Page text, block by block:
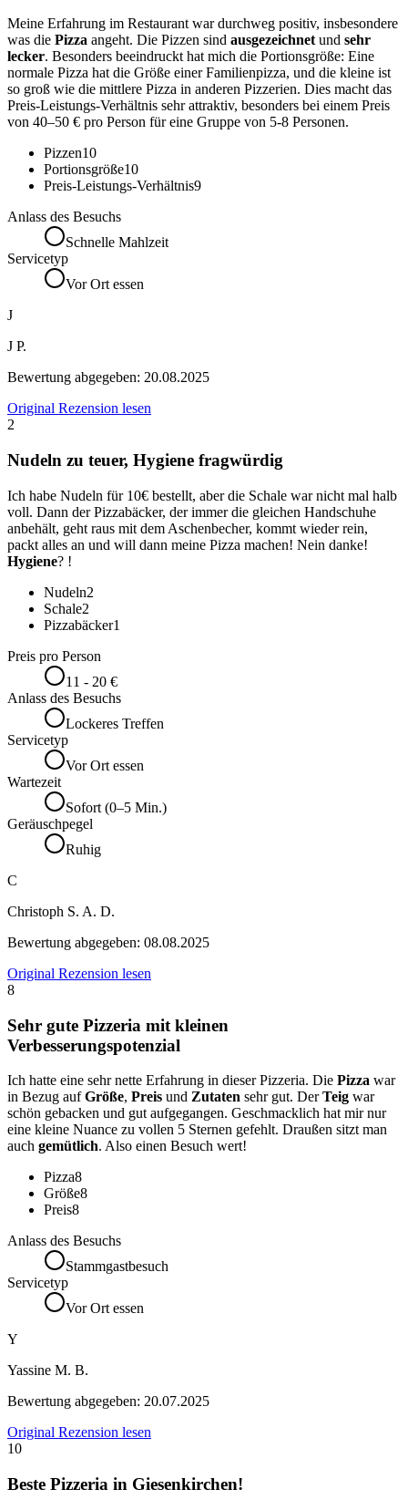
Meine Erfahrung im Restaurant war durchweg positiv, insbesondere
was die Pizza angeht. Die Pizzen sind ausgezeichnet und sehr
lecker. Besonders beeindruckt hat mich die Portionsgröße: Eine
normale Pizza hat die Größe einer Familienpizza, und die kleine ist
so groß wie die mittlere Pizza in anderen Pizzerien. Dies macht das
Preis-Leistungs-Verhältnis sehr attraktiv, besonders bei einem Preis
von 40–50 € pro Person für eine Gruppe von 5-8 Personen.
Pizzen10
Portionsgröße10
Preis-Leistungs-Verhältnis9
Anlass des Besuchs
Schnelle Mahlzeit
Servicetyp
Vor Ort essen
J
J P.
Bewertung abgegeben: 20.08.2025
Original Rezension lesen
2
Nudeln zu teuer, Hygiene fragwürdig
Ich habe Nudeln für 10€ bestellt, aber die Schale war nicht mal halb
voll. Dann der Pizzabäcker, der immer die gleichen Handschuhe
anbehält, geht raus mit dem Aschenbecher, kommt wieder rein,
packt alles an und will dann meine Pizza machen! Nein danke!
Hygiene? !
Nudeln2
Schale2
Pizzabäcker1
Preis pro Person
11 - 20 €
Anlass des Besuchs
Lockeres Treffen
Servicetyp
Vor Ort essen
Wartezeit
Sofort (0–5 Min.)
Geräuschpegel
Ruhig
C
Christoph S. A. D.
Bewertung abgegeben: 08.08.2025
Original Rezension lesen
8
Sehr gute Pizzeria mit kleinen
Verbesserungspotenzial
Ich hatte eine sehr nette Erfahrung in dieser Pizzeria. Die Pizza war
in Bezug aufGröße, Preis und Zutaten sehr gut. DerTeig war
schön gebacken und gut aufgegangen. Geschmacklich hat mir nur
eine kleine Nuance zu vollen 5 Sternen gefehlt. Draußen sitzt man
auch gemütlich. Also einen Besuch wert!
Pizza8
Größe8
Preis8
Anlass des Besuchs
Stammgastbesuch
Servicetyp
Vor Ort essen
Y
Yassine M. B.
Bewertung abgegeben: 20.07.2025
Original Rezension lesen
10
Beste Pizzeria in Giesenkirchen!